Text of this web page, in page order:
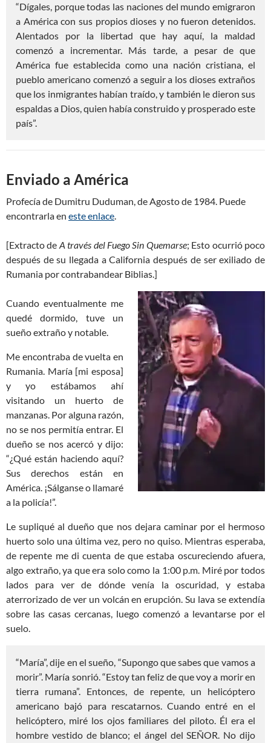
“Dígales, porque todas las naciones del mundo emigraron
a América con sus propios dioses y no fueron detenidos.
Alentados por la libertad que hay aquí, la maldad
comenzó a incrementar. Más tarde, a pesar de que
América fue establecida como una nación cristiana, el
pueblo americano comenzó a seguir a los dioses extraños
que los inmigrantes habían traído, y también le dieron sus
espaldas a Dios, quien había construido y prosperado este
país”.
Enviado a América
Profecía de Dumitru Duduman, de Agosto de 1984. Puede
encontrarla en este enlace.
[Extracto de A través del Fuego Sin Quemarse; Esto ocurrió poco
después de su llegada a California después de ser exiliado de
Rumania por contrabandear Biblias.]
Cuando eventualmente me
quedé dormido, tuve un
sueño extraño y notable.
Me encontraba de vuelta en
Rumania. María [mi esposa]
y yo estábamos ahí
visitando un huerto de
manzanas. Por alguna razón,
no se nos permitía entrar. El
dueño se nos acercó y dijo:
“¿Qué están haciendo aquí?
Sus derechos están en
América. ¡Sálganse o llamaré
a la policía!”.
Le supliqué al dueño que nos dejara caminar por el hermoso
huerto solo una última vez, pero no quiso. Mientras esperaba,
de repente me di cuenta de que estaba oscureciendo afuera,
algo extraño, ya que era solo como la 1:00 p.m. Miré por todos
lados para ver de dónde venía la oscuridad, y estaba
aterrorizado de ver un volcán en erupción. Su lava se extendía
sobre las casas cercanas, luego comenzó a levantarse por el
suelo.
“María”, dije en el sueño, “Supongo que sabes que vamos a
morir”. María sonrió. “Estoy tan feliz de que voy a morir en
tierra rumana”. Entonces, de repente, un helicóptero
americano bajó para rescatarnos. Cuando entré en el
helicóptero, miré los ojos familiares del piloto. Él era el
hombre vestido de blanco; el ángel del SEÑOR. No dijo